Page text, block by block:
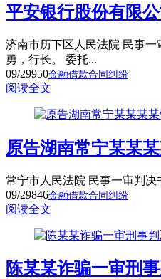
平安银行股份有限
济南市历下区人民法院 民事一
勇，行长。 委托...
09/29950金融借款合同纠纷
阅读全文
原告湖南常宁某某
常宁市人民法院 民事一审判决
09/29846金融借款合同纠纷
阅读全文
陈某某诈骗一审刑